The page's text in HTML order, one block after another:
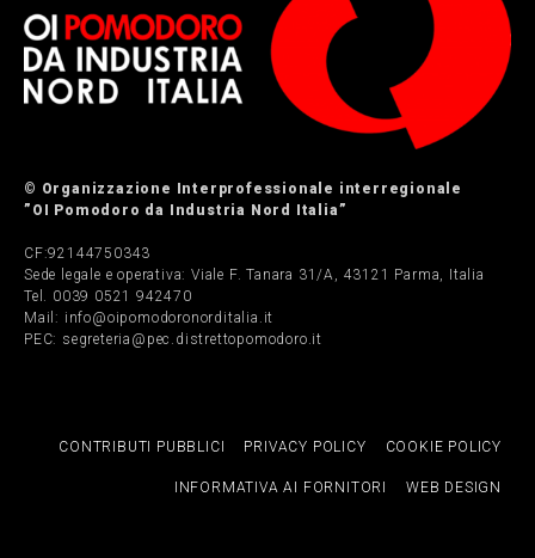
© Organizzazione Interprofessionale interregionale
”OI Pomodoro da Industria Nord Italia”
CF:92144750343
Sede legale e operativa: Viale F. Tanara 31/A, 43121 Parma, Italia
Tel. 0039 0521 942470
Mail: info@oipomodoronorditalia.it
PEC: segreteria@pec.distrettopomodoro.it
CONTRIBUTI PUBBLICI PRIVACY POLICY COOKIE POLICY
INFORMATIVA AI FORNITORI WEB DESIGN